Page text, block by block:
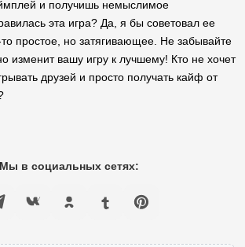
и получишь немыслимое
эта игра? Да, я бы советовал ее
простое, но затягивающее. Не забывайте
изменит вашу игру к лучшему! Кто не хочет
друзей и просто получать кайф от
Мы в социальных сетях: